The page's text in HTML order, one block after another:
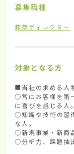
募集職種
葬祭ディレクター
対象となる方
■当社の求める人
○常にお客様を第
に喜びを感じる人。
○知識や技術の習
な人。
○新規事業・新商
○分析力、課題抽